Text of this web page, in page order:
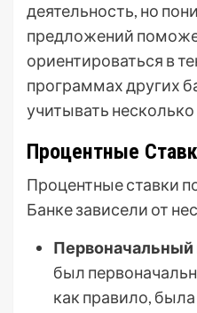
деятельность, но
предложений
ориентироваться в
программах других
учитывать
Процентные
Процентные ставки
Банке зависели от
Первоначальный
был
как правило,